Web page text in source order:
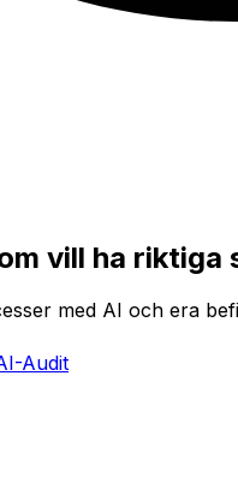
vill ha riktiga
med AI och era
Audit